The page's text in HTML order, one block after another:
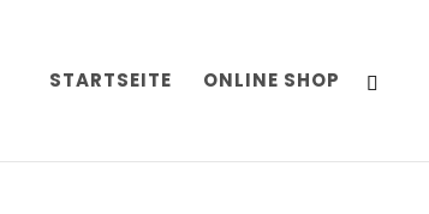
STARTSEITE ONLINE SHOP